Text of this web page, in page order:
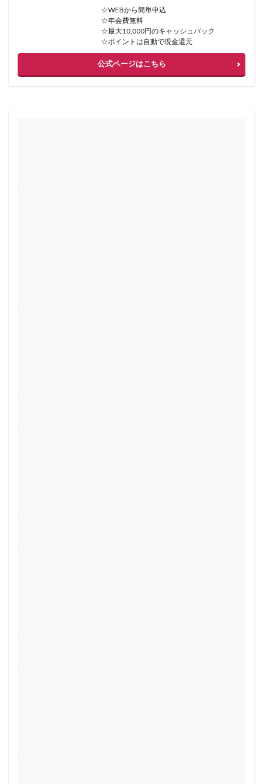
☆WEBから簡単申込
☆年会費無料
☆最大10,000円のキャッシュバック
☆ポイントは自動で現金還元
公式ページはこちら